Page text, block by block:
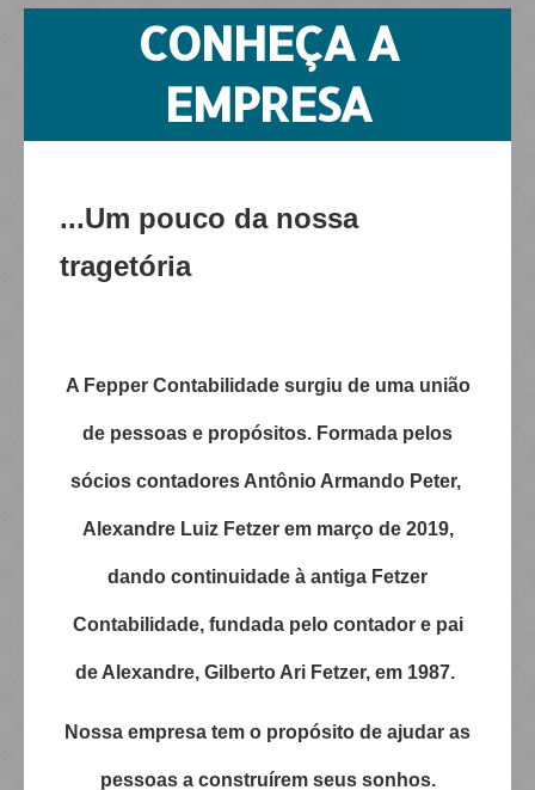
Legislação
Certidões
Agenda Tributária
CONHEÇA A
EMPRESA
...Um pouco da nossa
tragetória
A Fepper Contabilidade surgiu de uma união
de pessoas e propósitos. Formada pelos
sócios contadores Antônio Armando Peter,
Alexandre Luiz Fetzer em março de 2019,
dando continuidade à antiga Fetzer
Contabilidade, fundada pelo contador e pai
de Alexandre, Gilberto Ari Fetzer, em 1987.
Nossa empresa tem o propósito de ajudar as
pessoas a construírem seus sonhos.